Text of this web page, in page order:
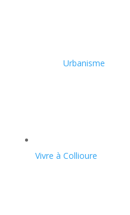
Urbanisme
Vivre à Collioure